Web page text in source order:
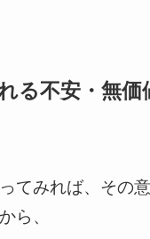
る不安・無価
てみれば、その
ら、